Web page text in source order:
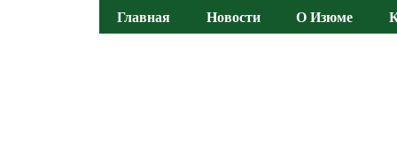
Главная Новости О Изюме